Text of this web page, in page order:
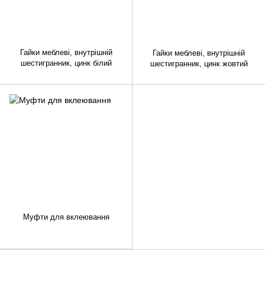
Гайки меблеві, внутрішній
шестигранник, цинк білий
Гайки меблеві, внутрішній
шестигранник, цинк жовтий
Муфти для вклеювання